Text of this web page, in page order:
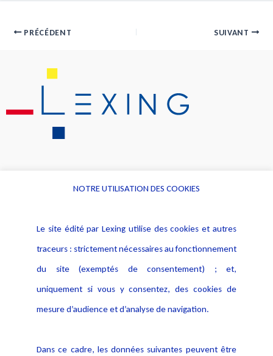
PRÉCÉDENT SUIVANT
Alerte professionnelle
Déclaration d'accessibilité
Notice Légale
Politique de protection des
données
Publications
NOTRE UTILISATION DES COOKIES
Le site édité par Lexing utilise des cookies et autres
traceurs : strictement nécessaires au fonctionnement
du site (exemptés de consentement) ; et,
uniquement si vous y consentez, des cookies de
mesure d’audience et d’analyse de navigation.
Dans ce cadre, les données suivantes peuvent être